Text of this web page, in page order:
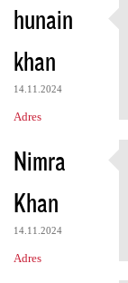
hunain
khan
14.11.2024
Adres
I
Nimra
Khan
14.11.2024
Adres
I